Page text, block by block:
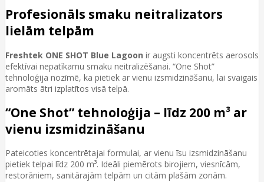
Profesionāls smaku neitralizators
lielām telpām
Freshtek ONE SHOT Blue Lagoon ir augsti koncentrēts aerosols
efektīvai nepatīkamu smaku neitralizēšanai. “One Shot”
tehnoloģija nozīmē, ka pietiek ar vienu izsmidzināšanu, lai svaigais
aromāts ātri izplatītos visā telpā.
“One Shot” tehnoloģija – līdz 200 m³ ar
vienu izsmidzināšanu
Pateicoties koncentrētajai formulai, ar vienu īsu izsmidzināšanu
pietiek telpai līdz 200 m³. Ideāli piemērots birojiem, viesnīcām,
restorāniem, sanitārajām telpām un citām plašām zonām.